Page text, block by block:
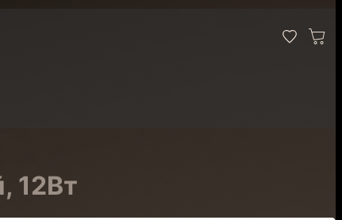
12Вт